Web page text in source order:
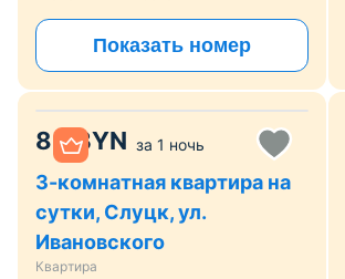
Показать номер
80 BYN за 1 ночь
3-комнатная квартира на
сутки, Слуцк, ул.
Ивановского
Квартира